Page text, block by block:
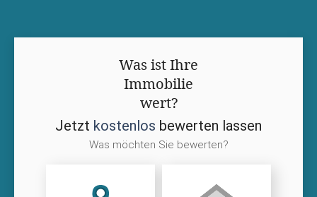
Was ist Ihre
Immobilie
wert?
Jetzt kostenlos bewerten lassen
Was möchten Sie bewerten?